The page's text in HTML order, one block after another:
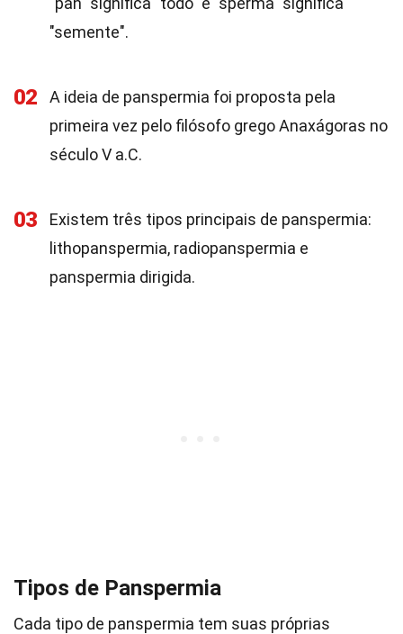
"semente".
02
A ideia de panspermia foi proposta pela
primeira vez pelo filósofo grego Anaxágoras no
século V a.C.
03
Existem três tipos principais de panspermia:
lithopanspermia, radiopanspermia e
panspermia dirigida.
Tipos de Panspermia
Cada tipo de panspermia tem suas próprias